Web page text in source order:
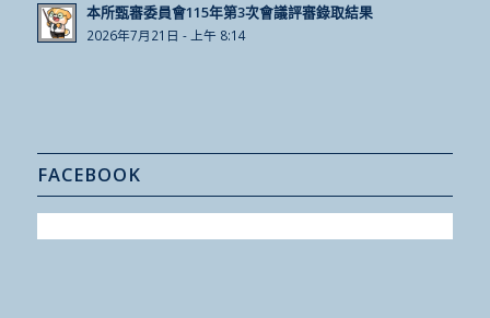
本所甄審委員會115年第3次會議評審錄取結果
2026年7月21日 - 上午 8:14
FACEBOOK